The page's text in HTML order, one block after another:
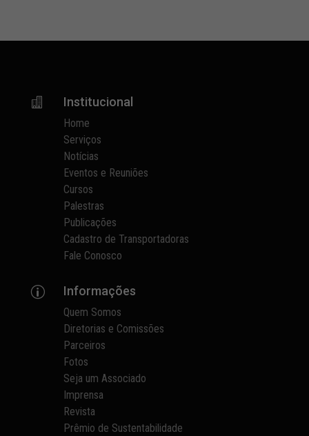
 Institucional
Home
Serviços
Notícias
Eventos e Reuniões
Cursos
Palestras
Publicações
Cadastro de Transportadoras
Fale Conosco
p Informações
Quem Somos
Diretorias e Comissões
Parceiros
Fotos
Seja um Associado
Imprensa
Revista
Prêmio de Sustentabilidade